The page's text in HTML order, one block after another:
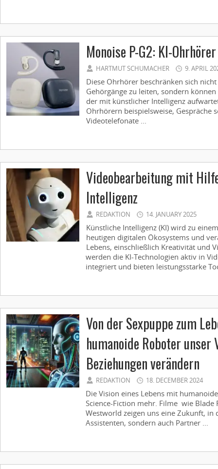
Monoise P-G2: KI-Ohrhörer
HARTMUT SCHUMACHER 9. APRIL
Diese Ohrhörer beschränken sich
Gehörgänge zu leiten, sondern
der mit künstlicher Intelligenz
Ohrhörern beispielsweise, Gespräche
Videotelefonate ...
Videobearbeitung mit
Intelligenz
REDAKTION 14. JANUARY 2025
Künstliche Intelligenz (KI) wird zu
heutigen digitalen Ökosystems und
Lebens, einschließlich Kreativität und
werden die KI-Technologien aktiv in
integriert und bieten leistungsstarke
Von der Sexpuppe zum
humanoide Roboter unser
Beziehungen verändern
REDAKTION 18. DECEMBER 2024
Die Vision eines Lebens mit
Science-Fiction mehr. Filme wie Blade
Westworld zeigen uns eine Zukunft,
Assistenten, sondern auch Partner ...